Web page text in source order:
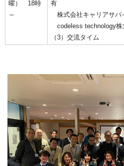
曜） 18時
～
有
株式会社キャリアサ
codeless technology
（3）交流タイム